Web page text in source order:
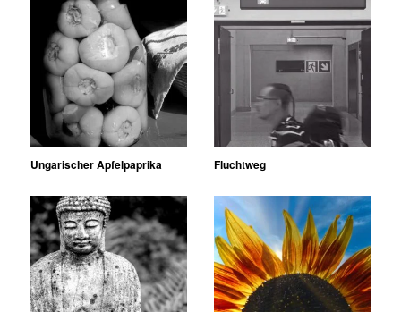
Ungarischer Apfelpaprika Fluchtweg